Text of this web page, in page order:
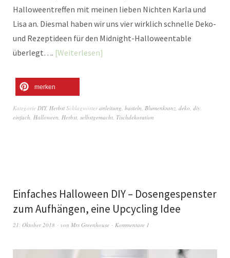
Halloweentreffen mit meinen lieben Nichten Karla und
Lisa an. Diesmal haben wir uns vier wirklich schnelle Deko-
und Rezeptideen für den Midnight-Halloweentable
überlegt…. Weiterlesen
merken
Kategorie DIY, Herbst Schlagwörteranleitung, basteln, Blumenkranz, deko, diy,
einfach, Halloween, Herbst, selbstgemacht, Tischdekoration
Einfaches Halloween DIY – Dosengespenster
zum Aufhängen, eine Upcycling Idee
21. Oktober 2018 von Mrs Greenhouse Kommentare 1